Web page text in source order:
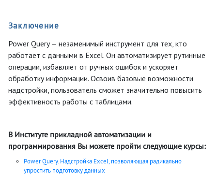
Заключение
Power Query — незаменимый инструмент для тех, кто
работает с данными в Excel. Он автоматизирует рутинные
операции, избавляет от ручных ошибок и ускоряет
обработку информации. Освоив базовые возможности
надстройки, пользователь сможет значительно повысить
эффективность работы с таблицами.
В Институте прикладной автоматизации и
программирования Вы можете пройти следующие курсы:
Power Query. Надстройка Excel, позволяющая радикально
упростить подготовку данных